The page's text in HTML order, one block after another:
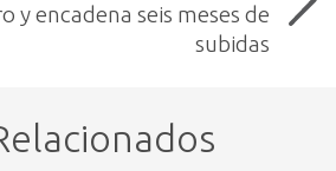
y encadena seis meses de
subidas